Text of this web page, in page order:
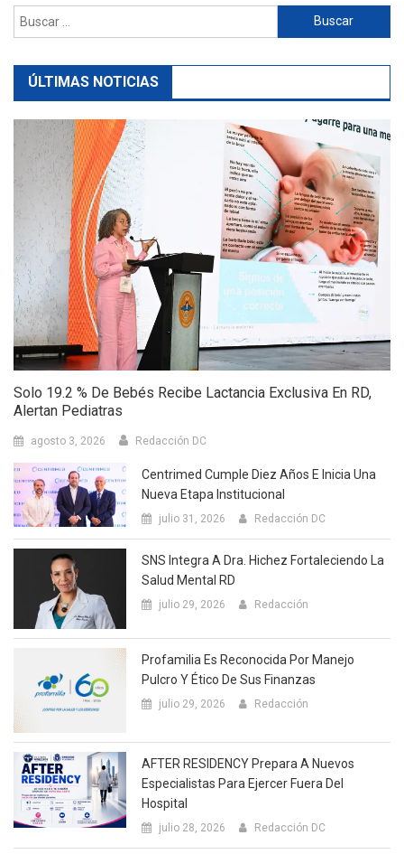
Buscar:
ÚLTIMAS NOTICIAS
Solo 19.2 % De Bebés Recibe Lactancia Exclusiva En RD,
Alertan Pediatras
agosto 3, 2026 Redacción DC
Centrimed Cumple Diez Años E Inicia Una
Nueva Etapa Institucional
julio 31, 2026 Redacción DC
SNS Integra A Dra. Hichez Fortaleciendo La
Salud Mental RD
julio 29, 2026 Redacción
Profamilia Es Reconocida Por Manejo
Pulcro Y Ético De Sus Finanzas
julio 29, 2026 Redacción
AFTER RESIDENCY Prepara A Nuevos
Especialistas Para Ejercer Fuera Del
Hospital
julio 28, 2026 Redacción DC